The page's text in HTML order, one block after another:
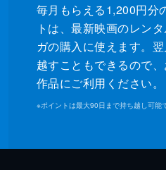
毎月もらえる1,200円分
トは、最新映画のレン
ガの購入に使えます。
越すこともできるので
作品にご利用ください。
※ポイントは最大90日まで持ち越し可能